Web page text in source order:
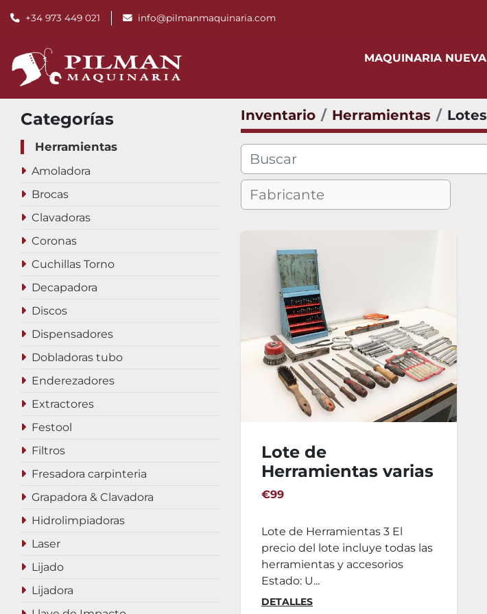
+34 973 449 021 info@pilmanmaquinaria.com
MAQUINARIA NUEVA
Categorías
Herramientas
Amoladora
Brocas
Clavadoras
Coronas
Cuchillas Torno
Decapadora
Discos
Dispensadores
Dobladoras tubo
Enderezadores
Extractores
Festool
Filtros
Fresadora carpinteria
Grapadora & Clavadora
Hidrolimpiadoras
Laser
Lijado
Lijadora
Inventario Herramientas Lotes
Lote de
Herramientas varias
3
€99
Lote de Herramientas 3 El
precio del lote incluye todas las
herramientas y accesorios
Estado: U...
DETALLES